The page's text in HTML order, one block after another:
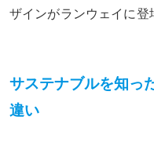
ザインがランウェイに登
サステナブルを知っ
違い